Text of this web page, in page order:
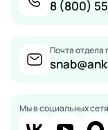
8 (800)
Почта отдела
Мы в социальных